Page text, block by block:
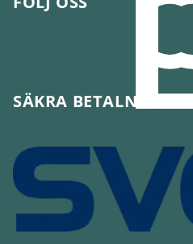
SÄKRA BETALNINGAR